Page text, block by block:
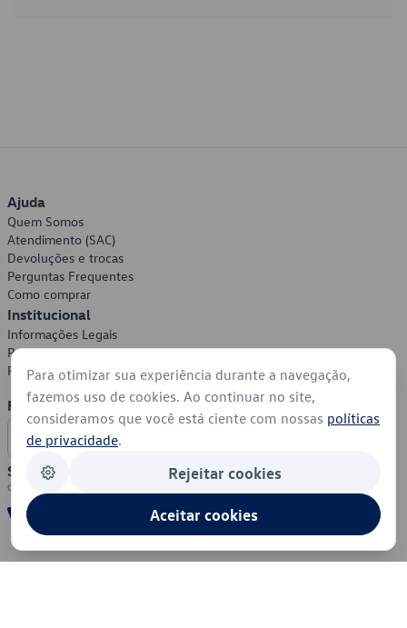
Ajuda
Quem Somos
Atendimento (SAC)
Devoluções e trocas
Perguntas Frequentes
Como comprar
Institucional
Informações Legais
Política de Privacidade
Política de Cookies
Formas de Pagamento
Segurança
Para otimizar sua experiência durante a navegação,
fazemos uso de cookies. Ao continuar no site,
consideramos que você está ciente com nossas políticas
de privacidade.
Rejeitar cookies
Aceitar cookies